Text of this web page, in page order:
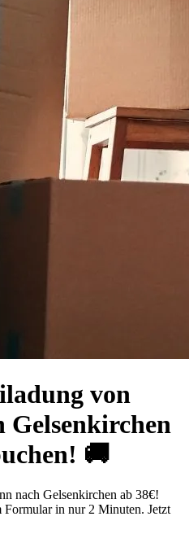
von
🚚
nach Gelsenkirchen ab 38€!
Formular in nur 2 Minuten. Jetzt